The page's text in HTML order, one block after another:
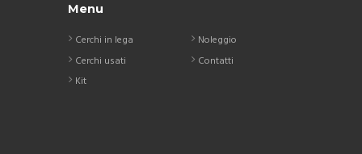
Menu
Cerchi in lega
Cerchi usati
Kit
Noleggio
Contatti